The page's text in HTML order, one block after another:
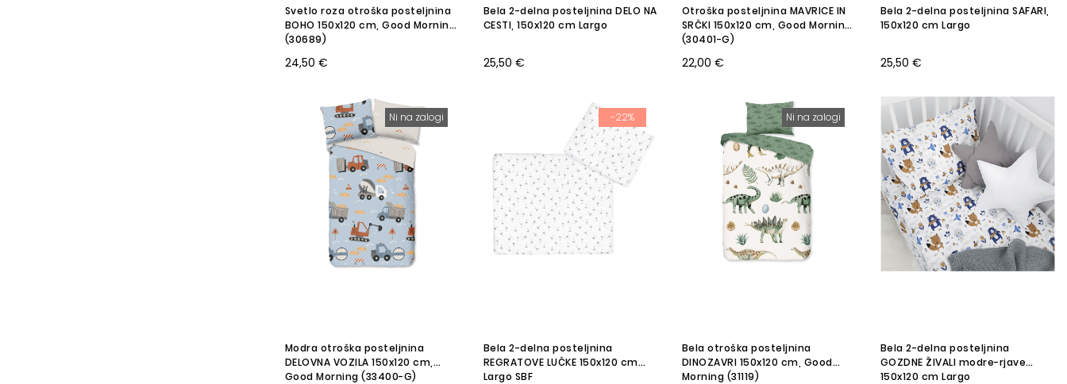
Svetlo roza otroška posteljnina
BOHO 150x120 cm, Good Morning
(30689)
24,50 €
Bela 2-delna posteljnina DELO NA
CESTI, 150x120 cm Largo
25,50 €
Otroška posteljnina MAVRICE IN
SRČKI 150x120 cm, Good Morning
(30401-G)
22,00 €
Bela 2-delna posteljnina SAFARI,
150x120 cm Largo
25,50 €
Ni na zalogi
Modra otroška posteljnina
DELOVNA VOZILA 150x120 cm,
Good Morning (33400-G)
-22%
Bela 2-delna posteljnina
REGRATOVE LUČKE 150x120 cm
Largo SBF
Ni na zalogi
Bela otroška posteljnina
DINOZAVRI 150x120 cm, Good
Morning (31119)
Bela 2-delna posteljnina
GOZDNE ŽIVALI modre-rjave
150x120 cm Largo